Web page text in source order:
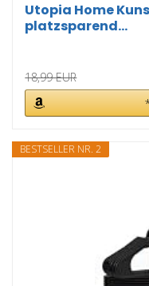
Utopia Home
platzsparend...
18,99 EUR
BESTSELLER NR. 2